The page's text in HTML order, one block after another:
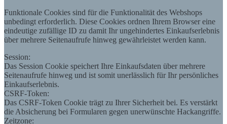
Funktionale Cookies sind für die Funktionalität des Webshops
unbedingt erforderlich. Diese Cookies ordnen Ihrem Browser eine
eindeutige zufällige ID zu damit Ihr ungehindertes Einkaufserlebnis
über mehrere Seitenaufrufe hinweg gewährleistet werden kann.
Session:
Das Session Cookie speichert Ihre Einkaufsdaten über mehrere
Seitenaufrufe hinweg und ist somit unerlässlich für Ihr persönliches
Einkaufserlebnis.
CSRF-Token:
Das CSRF-Token Cookie trägt zu Ihrer Sicherheit bei. Es verstärkt
die Absicherung bei Formularen gegen unerwünschte Hackangriffe.
Zeitzone: